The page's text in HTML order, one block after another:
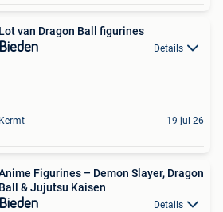
Lot van Dragon Ball figurines
Bieden Details
Kermt 19 jul 26
Figurines – Demon Slayer, Dragon
Ball & Jujutsu Kaisen
Bieden Details